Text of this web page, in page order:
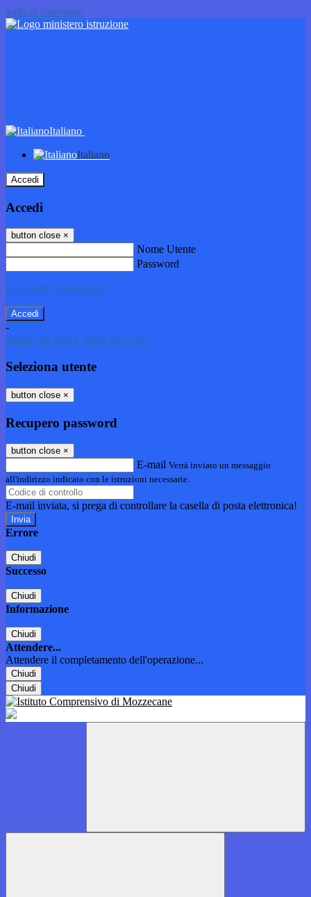
Salta al contenuto
Italiano
Italiano
Accedi
Accedi
button close ×
Nome Utente
Password
Password dimenticata?
-
Entra con SPID Entra con CIE
Seleziona utente
button close ×
Recupero password
button close ×
E-mail Verrà inviato un messaggio
all'indirizzo indicato con le istruzioni necessarie.
E-mail inviata, si prega di controllare la casella di posta elettronica!
Errore
Chiudi
Successo
Chiudi
Informazione
Chiudi
Attendere...
Attendere il completamento dell'operazione...
Chiudi
Chiudi